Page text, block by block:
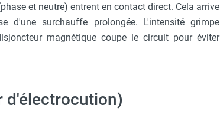
et neutre) entrent en contact direct. Cela arrive
surchauffe prolongée. L'intensité grimpe
magnétique coupe le circuit pour éviter
d'électrocution)